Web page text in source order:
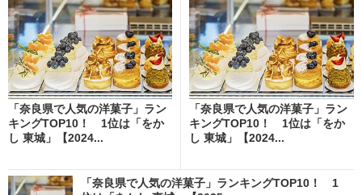
「奈良県で人気の洋菓子」ラン
キングTOP10！ 1位は「をか
し 東城」【2024...
「奈良県で人気の洋菓子」ラン
キングTOP10！ 1位は「をか
し 東城」【2024...
「奈良県で人気の洋菓子」ランキングTOP10！ 1